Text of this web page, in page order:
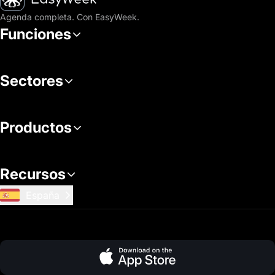
Agenda completa. Con EasyWeek.
Funciones
Sectores
Productos
Recursos